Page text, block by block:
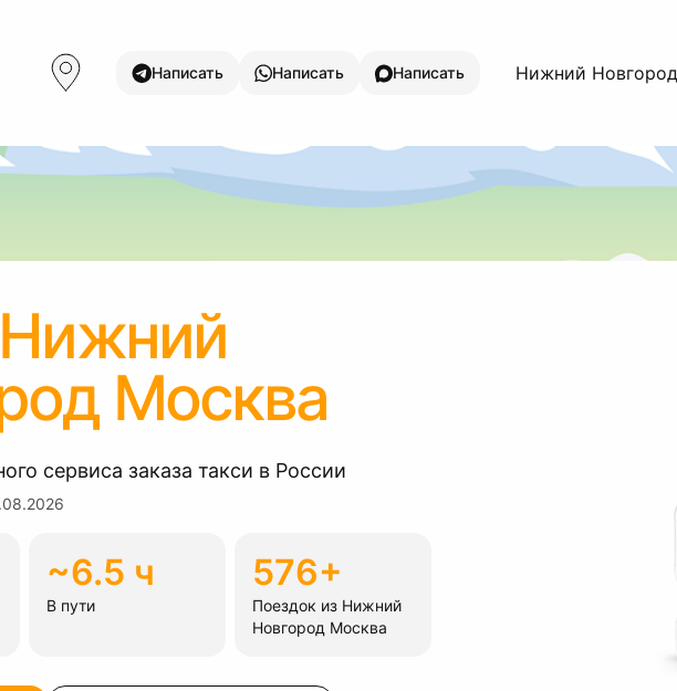
Написать Написать Написать Нижний
Нижний
Москва
сервиса заказа такси в России
~6.5 ч
В пути
576+
Поездок из Нижний
Новгород Москва